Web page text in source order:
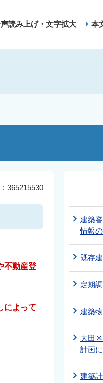
読み上げ・文字拡大 本
365215530
不動産登
によって
建築
情報
既存
定期
建築
大田
計画
建築